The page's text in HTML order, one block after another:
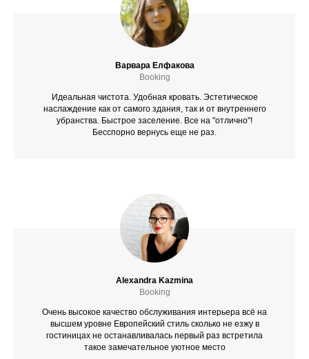
Варвара Елфакова
Booking
Идеальная чистота. Удобная кровать. Эстетическое
наслаждение как от самого здания, так и от внутреннего
убранства. Быстрое заселение. Все на "отлично"!
Бесспорно вернусь еще не раз.
Alexandra Kazmina
Booking
Очень высокое качество обслуживания интерьера всё на
высшем уровне Европейский стиль сколько не езжу в
гостиницах не останавливалась первый раз встретила
такое замечательное уютное место